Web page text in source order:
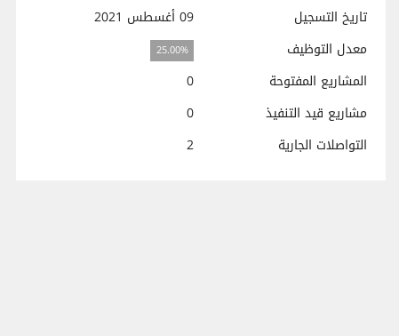
تاريخ التسجيل
09 أغسطس 2021
معدل التوظيف
25.00%
المشاريع المفتوحة
0
مشاريع قيد التنفيذ
0
التواصلات الجارية
2